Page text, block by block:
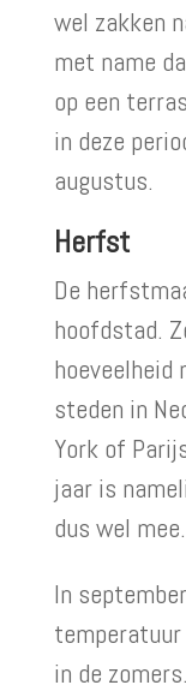
wel zakken
met name
op een
in deze
augustus.
Herfst
De
hoofdstad.
steden in
York of
jaar is
dus wel mee.
In
in de